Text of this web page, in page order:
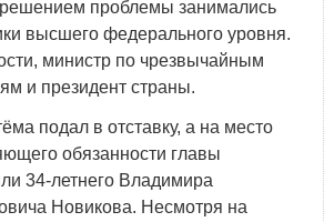
проблемы занимались
высшего федерального уровня.
министр по чрезвычайным
и президент страны.
подал в отставку, а на место
обязанности главы
34-летнего Владимира
Новикова. Несмотря на